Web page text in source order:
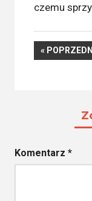
czemu
ARTYKUŁ
Komentarz *